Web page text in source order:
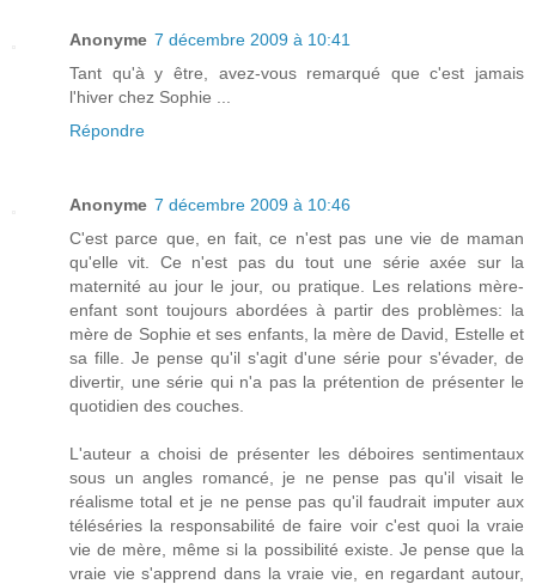
Anonyme 7 décembre 2009 à 10:41
Tant qu'à y être, avez-vous remarqué que c'est jamais
l'hiver chez Sophie ...
Répondre
Anonyme 7 décembre 2009 à 10:46
C'est parce que, en fait, ce n'est pas une vie de maman
qu'elle vit. Ce n'est pas du tout une série axée sur la
maternité au jour le jour, ou pratique. Les relations mère-
enfant sont toujours abordées à partir des problèmes: la
mère de Sophie et ses enfants, la mère de David, Estelle et
sa fille. Je pense qu'il s'agit d'une série pour s'évader, de
divertir, une série qui n'a pas la prétention de présenter le
quotidien des couches.
L'auteur a choisi de présenter les déboires sentimentaux
sous un angles romancé, je ne pense pas qu'il visait le
réalisme total et je ne pense pas qu'il faudrait imputer aux
téléséries la responsabilité de faire voir c'est quoi la vraie
vie de mère, même si la possibilité existe. Je pense que la
vraie vie s'apprend dans la vraie vie, en regardant autour,